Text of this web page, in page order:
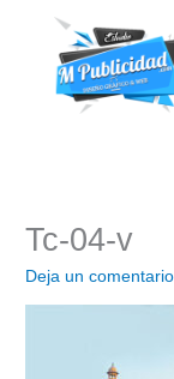
contenido
Tc-04-v
Deja un comentario